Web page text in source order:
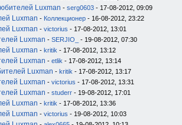
Luxman - serg0603 - 17-08-2012, 09:09
Luxman - Коллекционер - 16-08-2012, 23:22
Luxman - victorius - 17-08-2012, 13:01
Luxman - SERJIO_ - 19-08-2012, 07:30
Luxman - kritik - 17-08-2012, 13:12
Luxman - etlik - 17-08-2012, 13:14
Luxman - kritik - 17-08-2012, 13:17
Luxman - victorius - 17-08-2012, 13:31
Luxman - studerr - 19-08-2012, 17:01
Luxman - kritik - 17-08-2012, 13:36
Luxman - victorius - 19-08-2012, 10:03